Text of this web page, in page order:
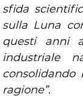
sfida
sulla Luna
questi anni
industriale
consolidando
ragione”.